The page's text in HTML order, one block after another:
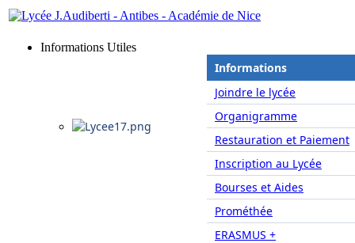
Informations Utiles
Informations
Joindre le lycée
Organigramme
Restauration et Paiement
Inscription au Lycée
Bourses et Aides
Prométhée
ERASMUS +